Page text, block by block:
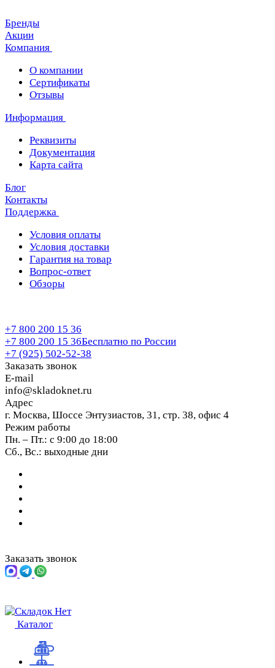
Бренды
Акции
Компания
О компании
Сертификаты
Отзывы
Информация
Реквизиты
Документация
Карта сайта
Блог
Контакты
Поддержка
Условия оплаты
Условия доставки
Гарантия на товар
Вопрос-ответ
Обзоры
+7 800 200 15 36
+7 800 200 15 36Бесплатно по России
+7 (925) 502-52-38
Заказать звонок
E-mail
info@skladoknet.ru
Адрес
г. Москва, Шоссе Энтузиастов, 31, стр. 38, офис 4
Режим работы
Пн. – Пт.: с 9:00 до 18:00
Сб., Вс.: выходные дни
Заказать звонок
Каталог